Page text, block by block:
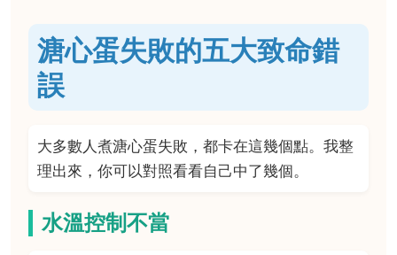
溏心蛋失敗的五大致命錯
誤
大多數人煮溏心蛋失敗，都卡在這幾個點。我整
理出來，你可以對照看看自己中了幾個。
水溫控制不當